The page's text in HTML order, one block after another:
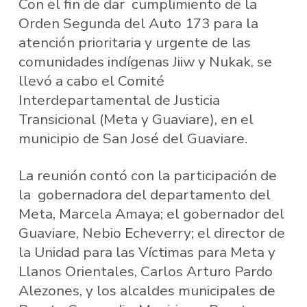
Con el fin de dar cumplimiento de la
Orden Segunda del Auto 173 para la
atención prioritaria y urgente de las
comunidades indígenas Jiiw y Nukak, se
llevó a cabo el Comité
Interdepartamental de Justicia
Transicional (Meta y Guaviare), en el
municipio de San José del Guaviare.
La reunión contó con la participación de
la gobernadora del departamento del
Meta, Marcela Amaya; el gobernador del
Guaviare, Nebio Echeverry; el director de
la Unidad para las Víctimas para Meta y
Llanos Orientales, Carlos Arturo Pardo
Alezones, y los alcaldes municipales de